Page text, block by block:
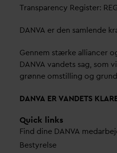
Transparency Register:
DANVA er den samlende
Gennem stærke alliancer
DANVA vandets sag, som
grønne omstilling og
DANVA ERVANDETS
Quick links
Find dine DANVA med
Bestyrelse